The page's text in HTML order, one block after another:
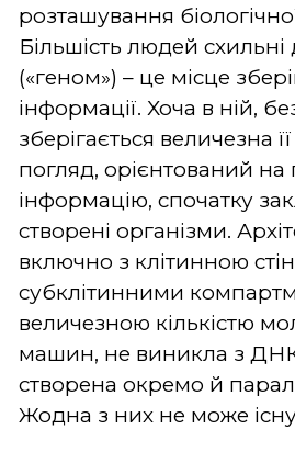
розташування
Більшість людей
(«геном») – це місце
інформації. Хоча в ній,
зберігається величезна
погляд, орієнтований на
інформацію, спочатку
створені організми.
включно з клітинною
субклітинними
величезною кількістю
машин, не виникла з
створена окремо й
Жодна з них не може